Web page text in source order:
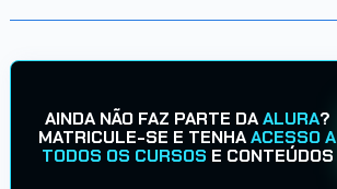
AINDA NÃO FAZ PARTE DAALURA?
MATRICULE-SE E TENHAACESSO A
TODOS OS CURSOS E CONTEÚDOS